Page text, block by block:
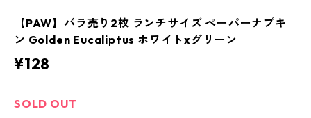
【PAW】バラ売り2枚 ランチサイズ ペーパーナプキ
ン Golden Eucaliptus ホワイトxグリーン
¥128
SOLD OUT